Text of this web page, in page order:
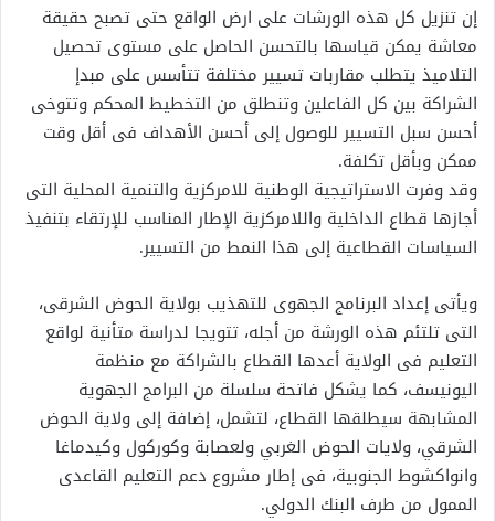
إن تنزيل كل هذه الورشات على ارض الواقع حتى تصبح حقيقة
معاشة يمكن قياسها بالتحسن الحاصل على مستوى تحصيل
التلاميذ يتطلب مقاربات تسيير مختلفة تتأسس على مبدإ
الشراكة بين كل الفاعلين وتنطلق من التخطيط المحكم وتتوخى
أحسن سبل التسيير للوصول إلى أحسن الأهداف فى أقل وقت
ممكن وبأقل تكلفة.
وقد وفرت الاستراتيجية الوطنية للامركزية والتنمية المحلية التى
أجازها قطاع الداخلية واللامركزية الإطار المناسب للإرتقاء بتنفيذ
السياسات القطاعية إلى هذا النمط من التسيير.
ويأتى إعداد البرنامج الجهوى للتهذيب بولاية الحوض الشرقى،
التى تلتئم هذه الورشة من أجله، تتويجا لدراسة متأنية لواقع
التعليم فى الولاية أعدها القطاع بالشراكة مع منظمة
اليونيسف، كما يشكل فاتحة سلسلة من البرامج الجهوية
المشابهة سيطلقها القطاع، لتشمل، إضافة إلى ولاية الحوض
الشرقي، ولايات الحوض الغربي ولعصابة وكوركول وكيدماغا
وانواكشوط الجنوبية، فى إطار مشروع دعم التعليم القاعدى
الممول من طرف البنك الدولي.